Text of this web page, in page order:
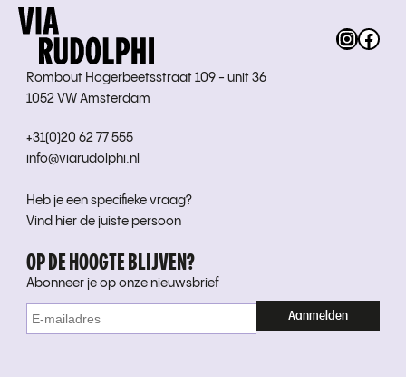
Rombout Hogerbeetsstraat 109 - unit 36
1052 VW Amsterdam
+31(0)20 62 77 555
info@viarudolphi.nl
Heb je een specifieke vraag?
Vind hier de juiste persoon
OP DE HOOGTE BLIJVEN?
Abonneer je op onze nieuwsbrief